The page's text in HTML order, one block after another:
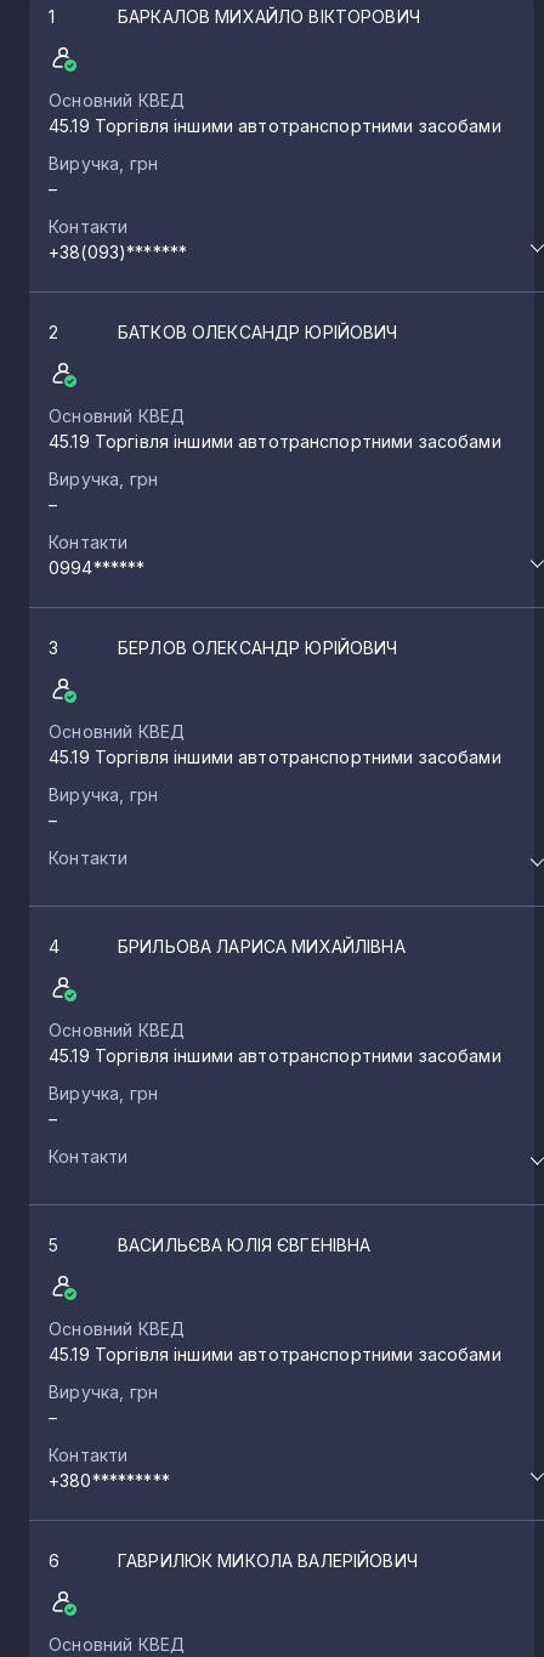
1 БАРКАЛОВ МИХАЙЛО ВІКТОРОВИЧ
Основний КВЕД
45.19 Торгівля іншими автотранспортними засобами
Виручка, грн
–
Контакти
+38(093)*******
2 БАТКОВ ОЛЕКСАНДР ЮРІЙОВИЧ
Основний КВЕД
45.19 Торгівля іншими автотранспортними засобами
Виручка, грн
–
Контакти
0994******
3 БЕРЛОВ ОЛЕКСАНДР ЮРІЙОВИЧ
Основний КВЕД
45.19 Торгівля іншими автотранспортними засобами
Виручка, грн
–
Контакти
4 БРИЛЬОВА ЛАРИСА МИХАЙЛІВНА
Основний КВЕД
45.19 Торгівля іншими автотранспортними засобами
Виручка, грн
–
Контакти
5 ВАСИЛЬЄВА ЮЛІЯ ЄВГЕНІВНА
Основний КВЕД
45.19 Торгівля іншими автотранспортними засобами
Виручка, грн
–
Контакти
+380*********
6 ГАВРИЛЮК МИКОЛА ВАЛЕРІЙОВИЧ
Основний КВЕД